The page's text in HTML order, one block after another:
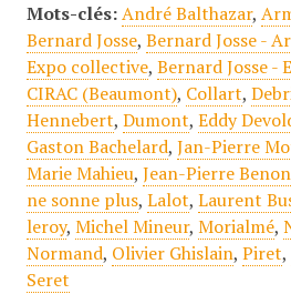
Mots-clés: André Balthazar,
Bernard Josse, Bernard Josse -
Expo collective, Bernard Josse -
CIRAC (Beaumont), Collart,
Hennebert, Dumont, Eddy
Gaston Bachelard, Jan-Pierre
Marie Mahieu, Jean-Pierre Benon
ne sonne plus, Lalot, Laurent
leroy, Michel Mineur, Morialmé,
Normand, Olivier Ghislain, Piret,
Seret